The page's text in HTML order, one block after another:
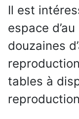
Il est
espace
douzaines
tables à